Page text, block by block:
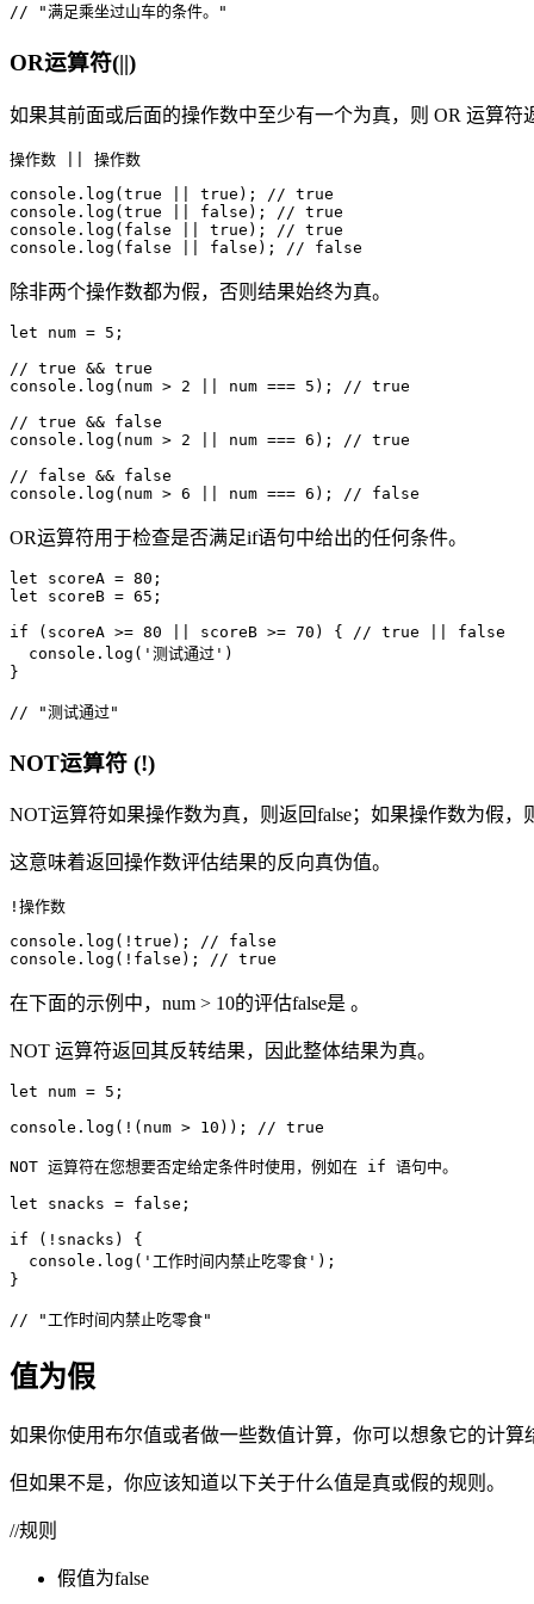
// "满足乘坐过山车的条件。"
OR运算符(||)
如果其前面或后面的操作数中至少有一个为真，则 OR 运算符
操作数 || 操作数
console.log(true || true); // true
console.log(true || false); // true
console.log(false || true); // true
console.log(false || false); // false
除非两个操作数都为假，否则结果始终为真。
let num = 5;
// true && true
console.log(num > 2 || num === 5); // true
// true && false
console.log(num > 2 || num === 6); // true
// false && false
console.log(num > 6 || num === 6); // false
OR运算符用于检查是否满足if语句中给出的任何条件。
let scoreA = 80;
let scoreB = 65;
if (scoreA >= 80 || scoreB >= 70) { // true || false
  console.log('测试通过')
}
// "测试通过"
NOT运算符 (!)
NOT运算符如果操作数为真，则返回false；如果操作数为假，
这意味着返回操作数评估结果的反向真伪值。
!操作数
console.log(!true); // false
console.log(!false); // true
在下面的示例中，num > 10的评估false是 。
NOT 运算符返回其反转结果，因此整体结果为真。
let num = 5;
console.log(!(num > 10)); // true
NOT 运算符在您想要否定给定条件时使用，例如在 if 语句中。
let snacks = false;
if (!snacks) {
  console.log('工作时间内禁止吃零食');
}
// "工作时间内禁止吃零食"
值为假
如果你使用布尔值或者做一些数值计算，你可以想象它的计算
但如果不是，你应该知道以下关于什么值是真或假的规则。
//规则
假值为false